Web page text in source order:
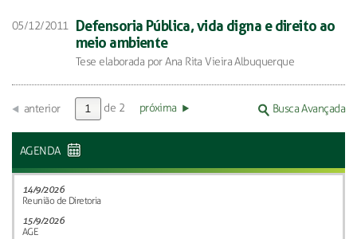
05/12/2011
Defensoria Pública, vida digna e direito ao
meio ambiente
Tese elaborada por Ana Rita Vieira Albuquerque
anterior de 2 próxima Busca Avançada
AGENDA
14/9/2026
Reunião de Diretoria
15/9/2026
AGE